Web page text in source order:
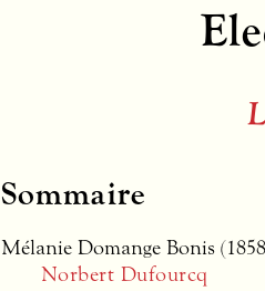
Sommaire
Mélanie Domange Bonis
Norbert Dufourcq